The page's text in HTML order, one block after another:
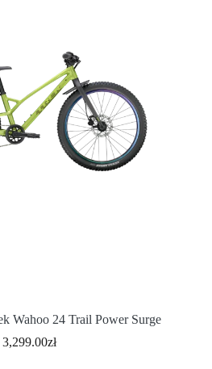
Wahoo 24 Trail Power Surge
3,299.00zł